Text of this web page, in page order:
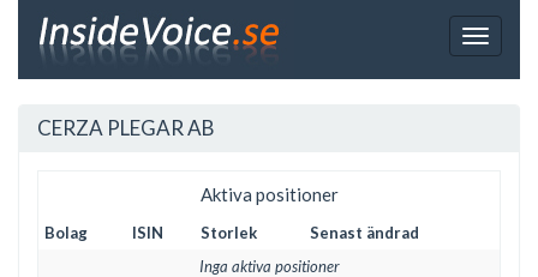
Toggle
CERZA PLEGAR AB
Aktiva positioner
Bolag ISIN Storlek
Senast ändrad
Inga aktiva positioner